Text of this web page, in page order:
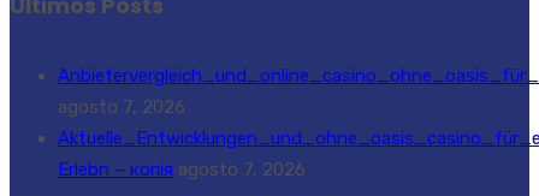
agosto 7, 2026
Erlebn – копія agosto 7, 2026